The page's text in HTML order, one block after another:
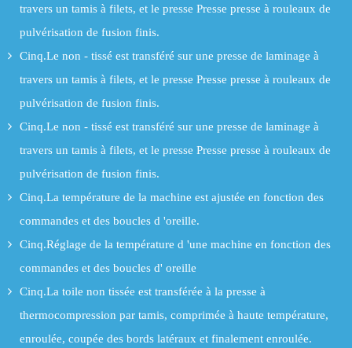
travers un tamis à filets, et le presse Presse presse à rouleaux de
pulvérisation de fusion finis.
Cinq.Le non - tissé est transféré sur une presse de laminage à
travers un tamis à filets, et le presse Presse presse à rouleaux de
pulvérisation de fusion finis.
Cinq.Le non - tissé est transféré sur une presse de laminage à
travers un tamis à filets, et le presse Presse presse à rouleaux de
pulvérisation de fusion finis.
Cinq.La température de la machine est ajustée en fonction des
commandes et des boucles d 'oreille.
Cinq.Réglage de la température d 'une machine en fonction des
commandes et des boucles d' oreille
Cinq.La toile non tissée est transférée à la presse à
thermocompression par tamis, comprimée à haute température,
enroulée, coupée des bords latéraux et finalement enroulée.